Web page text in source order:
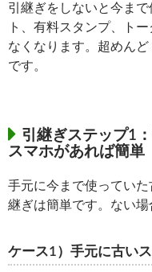
引継ぎをしないと今ま
ト、有料スタンプ、ト
なくなります。超めん
です。
引継ぎステップ1
スマホがあれば簡単
手元に今まで使ってい
継ぎは簡単です。ない場
ケース1）手元に古い